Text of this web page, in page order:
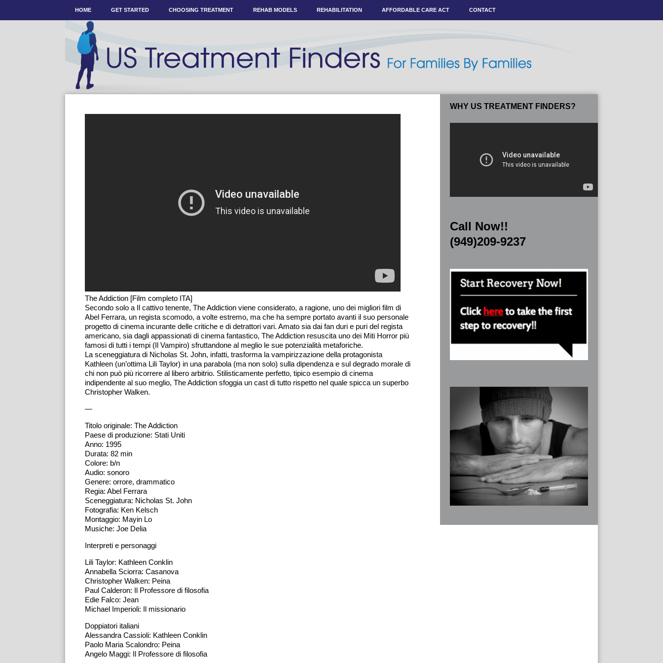
HOME GET STARTED CHOOSING TREATMENT REHAB MODELS REHABILITATION AFFORDABLE CARE ACT CONTACT
The Addiction [Film completo ITA]
Secondo solo a Il cattivo tenente, The Addiction viene considerato, a ragione, uno dei migliori film di
Abel Ferrara, un regista scomodo, a volte estremo, ma che ha sempre portato avanti il suo personale
progetto di cinema incurante delle critiche e di detrattori vari. Amato sia dai fan duri e puri del regista
americano, sia dagli appassionati di cinema fantastico, The Addiction resuscita uno dei Miti Horror più
famosi di tutti i tempi (Il Vampiro) sfruttandone al meglio le sue potenzialità metaforiche.
La sceneggiatura di Nicholas St. John, infatti, trasforma la vampirizzazione della protagonista
Kathleen (un’ottima Lili Taylor) in una parabola (ma non solo) sulla dipendenza e sul degrado morale di
chi non può più ricorrere al libero arbitrio. Stilisticamente perfetto, tipico esempio di cinema
indipendente al suo meglio, The Addiction sfoggia un cast di tutto rispetto nel quale spicca un superbo
Christopher Walken.
—
Titolo originale: The Addiction
Paese di produzione: Stati Uniti
Anno: 1995
Durata: 82 min
Colore: b/n
Audio: sonoro
Genere: orrore, drammatico
Regia: Abel Ferrara
Sceneggiatura: Nicholas St. John
Fotografia: Ken Kelsch
Montaggio: Mayin Lo
Musiche: Joe Delia
Interpreti e personaggi
Lili Taylor: Kathleen Conklin
Annabella Sciorra: Casanova
Christopher Walken: Peina
Paul Calderon: Il Professore di filosofia
Edie Falco: Jean
Michael Imperioli: Il missionario
Doppiatori italiani
Alessandra Cassioli: Kathleen Conklin
Paolo Maria Scalondro: Peina
Angelo Maggi: Il Professore di filosofia
WHY US TREATMENT FINDERS?
Call Now!!
(949)209-9237